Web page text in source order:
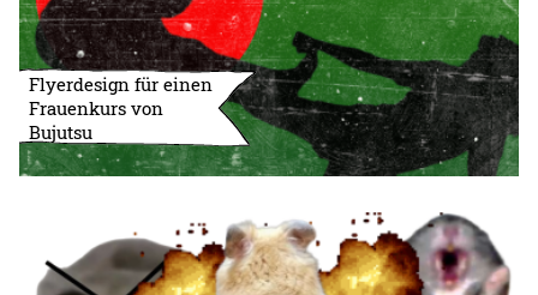
Flyerdesign für einen
Frauenkurs von
Bujutsu